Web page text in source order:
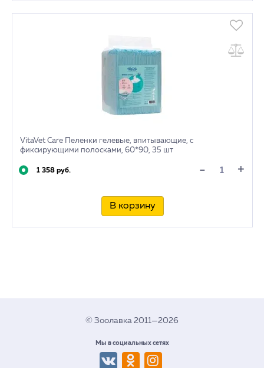
VitaVet Care Пеленки гелевые, впитывающие, с
фиксирующими полосками, 60*90, 35 шт
1 358 руб. - +
В корзину
© Зоолавка 2011—2026
Мы в социальных сетях